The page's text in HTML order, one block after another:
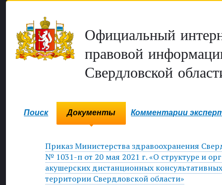
Официальный
правовой
Свердловской
Поиск Документы Комментарии
Приказ Министерства здравоохранения
№ 1031-п от 20 мая 2021 г. «О структуре и
акушерских дистанционных
территории Свердловской области»